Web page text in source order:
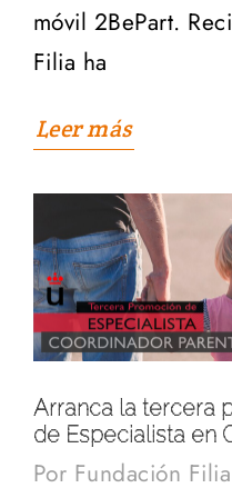
móvil 2BePart.
Filia ha
Leer más
Arranca la tercera
de Especialista en
Por Fundación Filia